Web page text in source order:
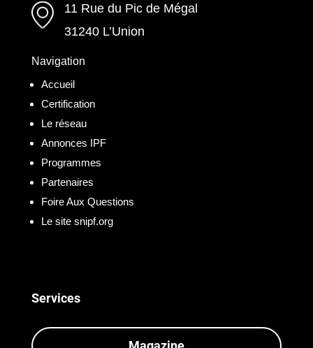
11 Rue du Pic de Mégal
31240 L’Union
Navigation
Accueil
Certification
Le réseau
Annonces IPF
Programmes
Partenaires
Foire Aux Questions
Le site snipf.org
Services